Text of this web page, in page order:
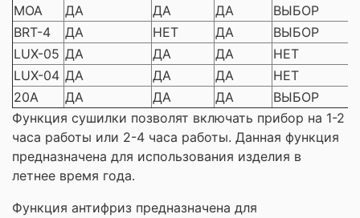
MOA
ДА ДА ДА ВЫБОР
BRT-4
ДА НЕТ ДА ВЫБОР
LUX-05 ДА ДА ДА НЕТ
LUX-04 ДА ДА ДА НЕТ
20A
ДА ДА ДА ВЫБОР
Функция сушилки позволят включать прибор на 1-2
часа работы или 2-4 часа работы. Данная функция
предназначена для использования изделия в
летнее время года.
Функция антифриз предназначена для